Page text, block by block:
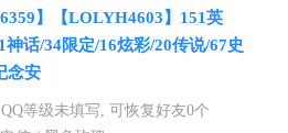
】【LOLYH4603】151英
神话/34限定/16炫彩/20传说/67史
念安
等级未填写, 可恢复好友0个